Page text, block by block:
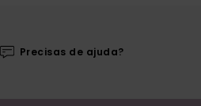
Precisas de ajuda?